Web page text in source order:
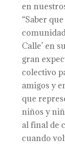
en
“Saber
Calle’ en
gran
colectivo
amigos y
que
niños y
al final de
cuando